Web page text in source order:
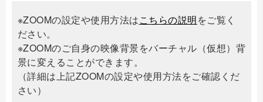
※ZOOMの設定や使用方法はこちらの説明をご覧く
ださい。
※ZOOMのご自身の映像背景をバーチャル（仮想）背
景に変えることができます。
（詳細は上記ZOOMの設定や使用方法をご確認くだ
さい）